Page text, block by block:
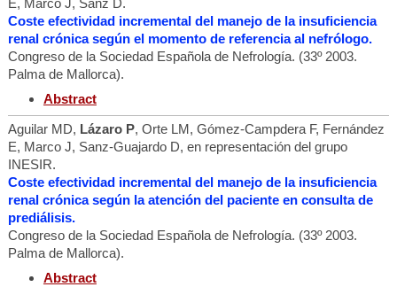
E, Marco J, Sanz D.
Coste efectividad incremental del manejo de la insuficiencia
renal crónica según el momento de referencia al nefrólogo.
Congreso de la Sociedad Española de Nefrología. (33º 2003.
Palma de Mallorca).
Abstract
Aguilar MD, Lázaro P, Orte LM, Gómez-Campdera F, Fernández
E, Marco J, Sanz-Guajardo D, en representación del grupo
INESIR.
Coste efectividad incremental del manejo de la insuficiencia
renal crónica según la atención del paciente en consulta de
prediálisis.
Congreso de la Sociedad Española de Nefrología. (33º 2003.
Palma de Mallorca).
Abstract